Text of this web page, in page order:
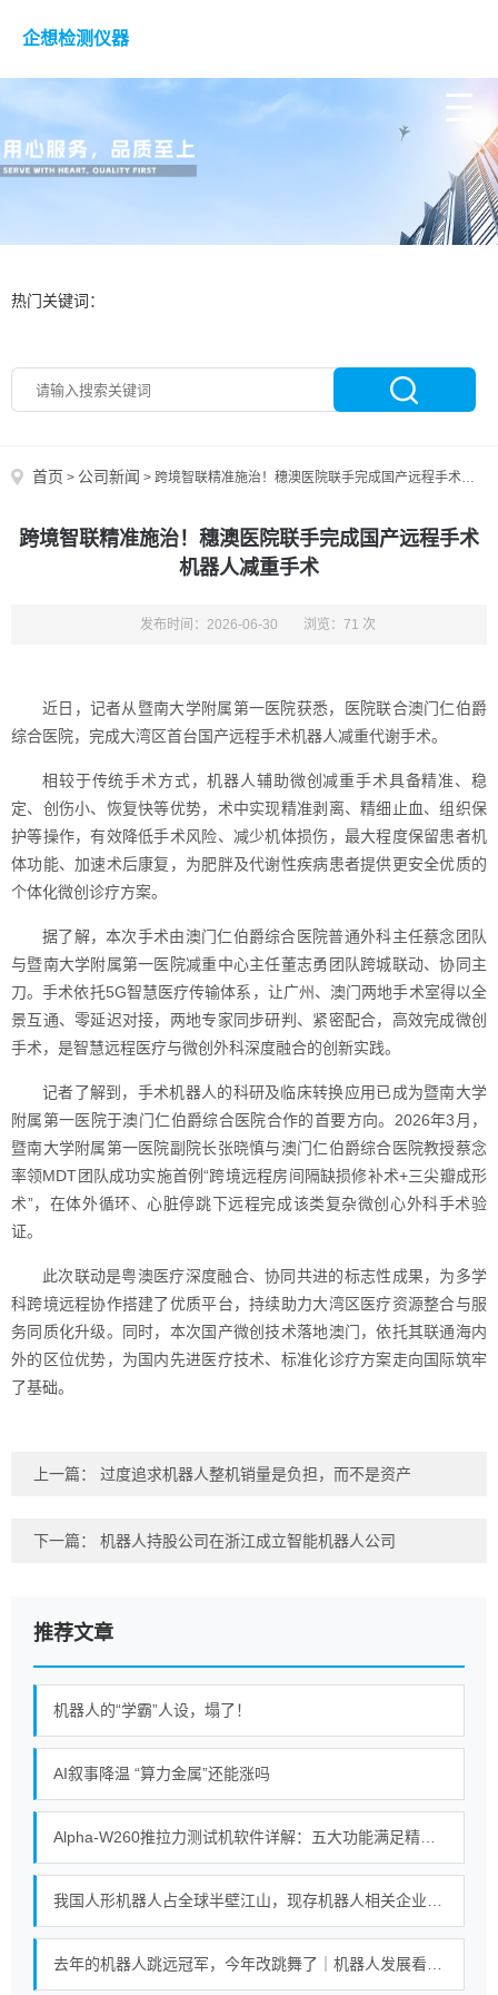
企想检测仪器
热门关键词：
首页 > 公司新闻 > 跨境智联精准施治！穗澳医院联手完成国产远程手术机器人减重手术
跨境智联精准施治！穗澳医院联手完成国产远程手术
机器人减重手术
发布时间：2026-06-30 浏览：71 次
近日，记者从暨南大学附属第一医院获悉，医院联合澳门仁伯爵
综合医院，完成大湾区首台国产远程手术机器人减重代谢手术。
相较于传统手术方式，机器人辅助微创减重手术具备精准、稳
定、创伤小、恢复快等优势，术中实现精准剥离、精细止血、组织保
护等操作，有效降低手术风险、减少机体损伤，最大程度保留患者机
体功能、加速术后康复，为肥胖及代谢性疾病患者提供更安全优质的
个体化微创诊疗方案。
据了解，本次手术由澳门仁伯爵综合医院普通外科主任蔡念团队
与暨南大学附属第一医院减重中心主任董志勇团队跨城联动、协同主
刀。手术依托5G智慧医疗传输体系，让广州、澳门两地手术室得以全
景互通、零延迟对接，两地专家同步研判、紧密配合，高效完成微创
手术，是智慧远程医疗与微创外科深度融合的创新实践。
记者了解到，手术机器人的科研及临床转换应用已成为暨南大学
附属第一医院于澳门仁伯爵综合医院合作的首要方向。2026年3月，
暨南大学附属第一医院副院长张晓慎与澳门仁伯爵综合医院教授蔡念
率领MDT团队成功实施首例“跨境远程房间隔缺损修补术+三尖瓣成形
术”，在体外循环、心脏停跳下远程完成该类复杂微创心外科手术验
证。
此次联动是粤澳医疗深度融合、协同共进的标志性成果，为多学
科跨境远程协作搭建了优质平台，持续助力大湾区医疗资源整合与服
务同质化升级。同时，本次国产微创技术落地澳门，依托其联通海内
外的区位优势，为国内先进医疗技术、标准化诊疗方案走向国际筑牢
了基础。
上一篇： 过度追求机器人整机销量是负担，而不是资产
下一篇： 机器人持股公司在浙江成立智能机器人公司
推荐文章
机器人的“学霸”人设，塌了！
AI叙事降温 “算力金属”还能涨吗